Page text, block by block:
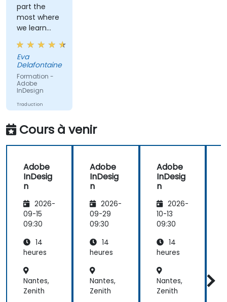
part the
most where
we learn
how to
create
objects.
Eva
Delafontaine
Formation -
Adobe
InDesign
Traduction
Cours à venir
Adobe
InDesig
n
2026-
09-15
09:30
14
heures
Nantes,
Zenith
Adobe
InDesig
n
2026-
09-29
09:30
14
heures
Nantes,
Zenith
Adobe
InDesig
n
2026-
10-13
09:30
14
heures
Nantes,
Zenith